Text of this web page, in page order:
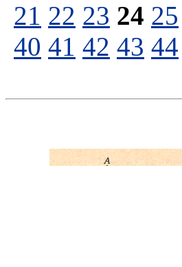
21 22 23 24 25
40 41 42 43 44